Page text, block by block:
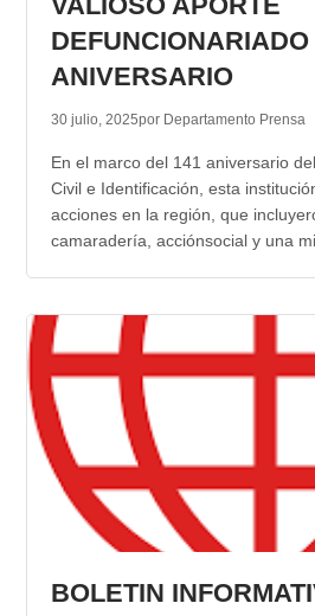
DEFUNCIONARIADO
ANIVERSARIO
30 julio, 2025por Departamento Prensa
En el marco del 141 aniversario
Civil e Identificación, esta
acciones en la región, que
camaradería, acciónsocial y una
BOLETIN